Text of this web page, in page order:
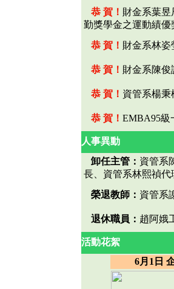
恭 賀！ 財金系葉
勤獎學金之運動績優
恭 賀！ 財金系林姿
恭 賀！ 財金系陳俊
恭 賀！ 資管系楊秉
恭 賀！ EMBA95級
人事異動
卸任主管： 資管系
長、資管系林熙禎代
榮退教師： 資管系
退休職員： 趙阿娥
活動花絮
6月1日